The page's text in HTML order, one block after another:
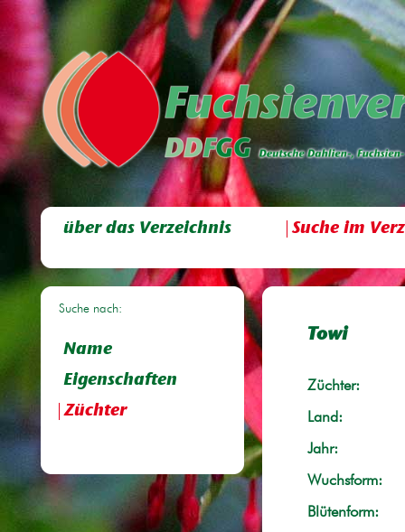
über das Verzeichnis Suche im
Suche nach:
Name
Eigenschaften
Züchter
Towi
Züchter:
Land:
Jahr:
Wuchsform:
Blütenform: